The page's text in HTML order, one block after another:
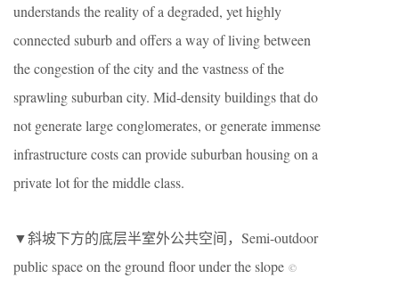
understands the reality of a degraded, yet highly
connected suburb and offers a way of living between
the congestion of the city and the vastness of the
sprawling suburban city. Mid-density buildings that do
not generate large conglomerates, or generate immense
infrastructure costs can provide suburban housing on a
private lot for the middle class.
▼斜坡下方的底层半室外公共空间，Semi-outdoor
public space on the ground floor under the slope ©